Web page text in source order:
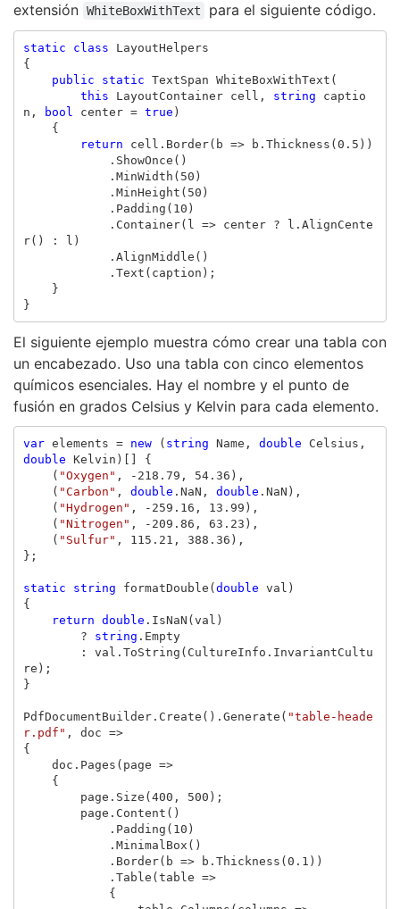
extensión WhiteBoxWithText para el siguiente código.
static class
LayoutHelpers
{
public
static TextSpan WhiteBoxWithText (
this
LayoutContainer cell , string
captio
n , bool center = true )
{
return
cell . Border( b => b . Thickness ( 0.5 ))
. ShowOnce ()
. MinWidth ( 50 )
. MinHeight ( 50 )
. Padding ( 10 )
. Container( l => center ? l . AlignCente
r() : l )
. AlignMiddle ()
. Text ( caption );
}
}
El siguiente ejemplo muestra cómo crear una tabla con
un encabezado. Uso una tabla con cinco elementos
químicos esenciales. Hay el nombre y el punto de
fusión en grados Celsius y Kelvin para cada elemento.
var elements = new ( string Name , double Celsius ,
double Kelvin )[]
{
( "Oxygen" , - 218.79 , 54.36 ),
( "Carbon" , double . NaN , double . NaN ),
( "Hydrogen" , - 259.16 , 13.99 ),
( "Nitrogen" , - 209.86 , 63.23 ),
( "Sulfur" , 115.21 , 388.36 ),
};
static string formatDouble ( double val )
{
return double . IsNaN ( val )
?
string . Empty
:
val . ToString ( CultureInfo . InvariantCultu
re );
}
PdfDocumentBuilder. Create (). Generate ( "table-heade
r.pdf" , doc =>
{
doc . Pages ( page =>
{
page . Size ( 400 , 500 );
page . Content ()
. Padding ( 10 )
. MinimalBox ()
. Border( b => b . Thickness ( 0.1 ))
. Table ( table =>
{